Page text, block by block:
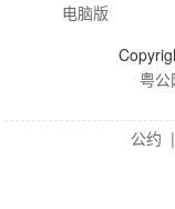
电脑版
粤
公约 |